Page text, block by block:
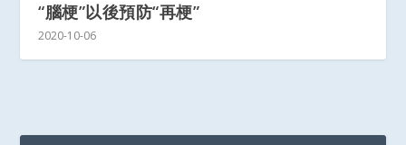
“腦梗”以後預防“再梗”
2020-10-06